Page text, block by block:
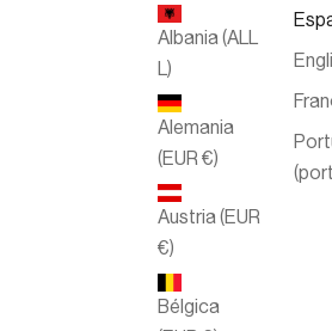
Albania (ALL
L)
Alemania
(EUR €)
Austria (EUR
€)
Bélgica